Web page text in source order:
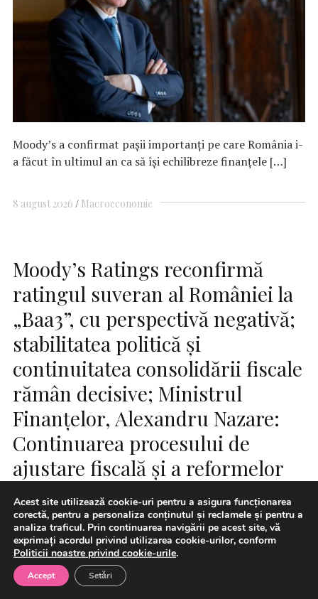
Moody’s a confirmat pașii importanți pe care România i-
a făcut în ultimul an ca să își echilibreze finanțele […]
8 august 2026 Macroeconomie
Moody’s Ratings reconfirmă
ratingul suveran al României la
„Baa3”, cu perspectivă negativă;
stabilitatea politică și
continuitatea consolidării fiscale
rămân decisive; Ministrul
Finanțelor, Alexandru Nazare:
Continuarea procesului de
ajustare fiscală și a reformelor
rămâne decisivă
Acest site utilizează cookie-uri pentru a asigura funcționarea
corectă, pentru a personaliza conținutul și reclamele și pentru a
analiza traficul. Prin continuarea navigării pe acest site, vă
exprimați acordul privind utilizarea cookie-urilor, conform
Politicii noastre privind cookie-urile.
Accept Setări